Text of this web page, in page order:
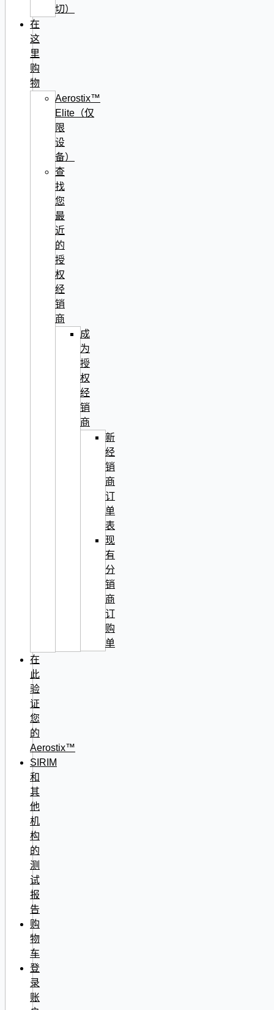
切）
在
这
里
购
物
Aerostix™
Elite（仅
限
设
备）
查
找
您
最
近
的
授
权
经
销
商
成
为
授
权
经
销
商
新
经
销
商
订
单
表
现
有
分
销
商
订
购
单
在
此
验
证
您
的
Aerostix™
SIRIM
和
其
他
机
构
的
测
试
报
告
购
物
车
登
录
账